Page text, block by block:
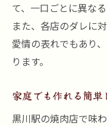
て、一口ごとに異な
また、各店のダレに
愛情の表れでもあり
ります。
家庭でも作れる簡単
黒川駅の焼肉店で味